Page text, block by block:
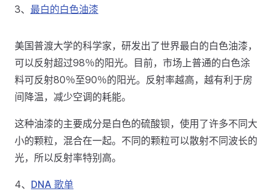
3、 最白的白色油漆
美国普渡大学的科学家，研发出了世界最白的白色油漆，
可以反射超过98％的阳光。目前，市场上普通的白色涂
料可反射80％至90％的阳光。反射率越高，越有利于房
间降温，减少空调的耗能。
这种油漆的主要成分是白色的硫酸钡，使用了许多不同大
小的颗粒，混合在一起。不同的颗粒可以散射不同波长的
光，所以反射率特别高。
4、 DNA 歌单